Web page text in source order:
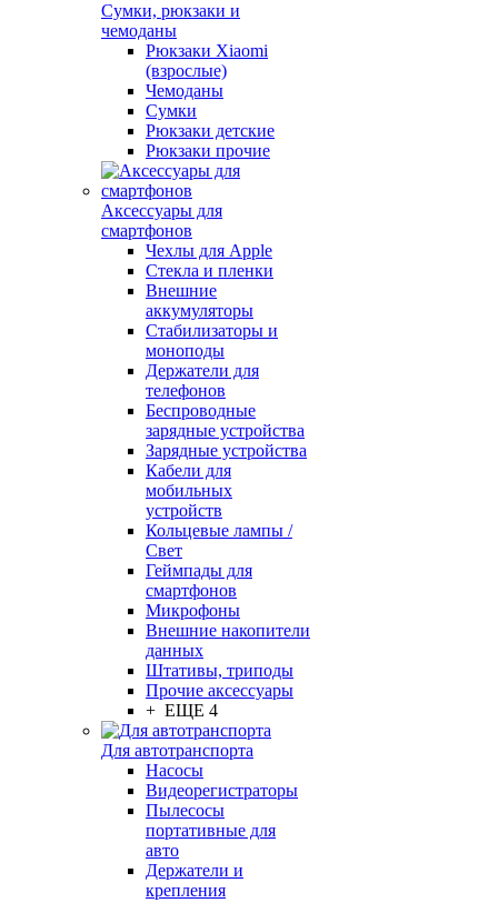
Сумки, рюкзаки и
чемоданы
Рюкзаки Xiaomi
(взрослые)
Чемоданы
Сумки
Рюкзаки детские
Рюкзаки прочие
Аксессуары для
смартфонов
Чехлы для Apple
Стекла и пленки
Внешние
аккумуляторы
Стабилизаторы и
моноподы
Держатели для
телефонов
Беспроводные
зарядные устройства
Зарядные устройства
Кабели для
мобильных
устройств
Кольцевые лампы /
Свет
Геймпады для
смартфонов
Микрофоны
Внешние накопители
данных
Штативы, триподы
Прочие аксессуары
+ ЕЩЕ 4
Для автотранспорта
Насосы
Видеорегистраторы
Пылесосы
портативные для
авто
Держатели и
крепления